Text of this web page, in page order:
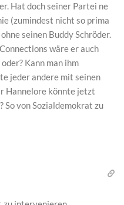
Hat doch seiner Partei ne
(zumindest nicht so prima
seinen Buddy Schröder.
wäre er auch
Kann man ihm
jeder andere mit seinen
Hannelore könnte jetzt
So von Sozialdemokrat zu